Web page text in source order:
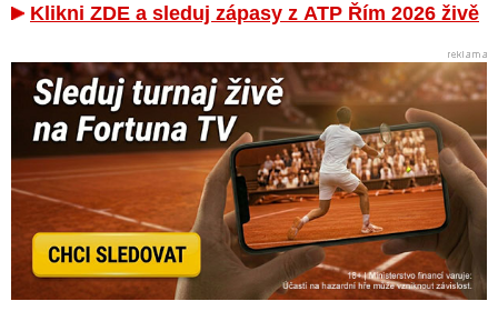
Klikni ZDE a sleduj zápasy z ATP Řím 2026 živě